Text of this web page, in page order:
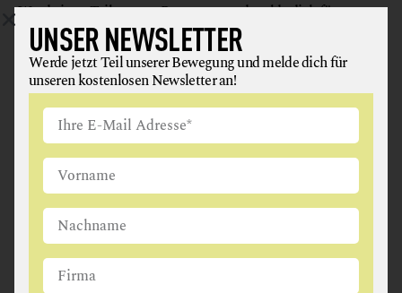
Werde jetzt Teil unserer Bewegung und melde dich für
unseren kostenlosen Newsletter an!
Ich bin Gastronom:in, Produzent:in, Verarbeiter:in oder
Shopbesitzer:in
Ich bin Konsument:in
UNSER NEWSLETTER
Werde jetzt Teil unserer Bewegung und melde dich für
unseren kostenlosen Newsletter an!